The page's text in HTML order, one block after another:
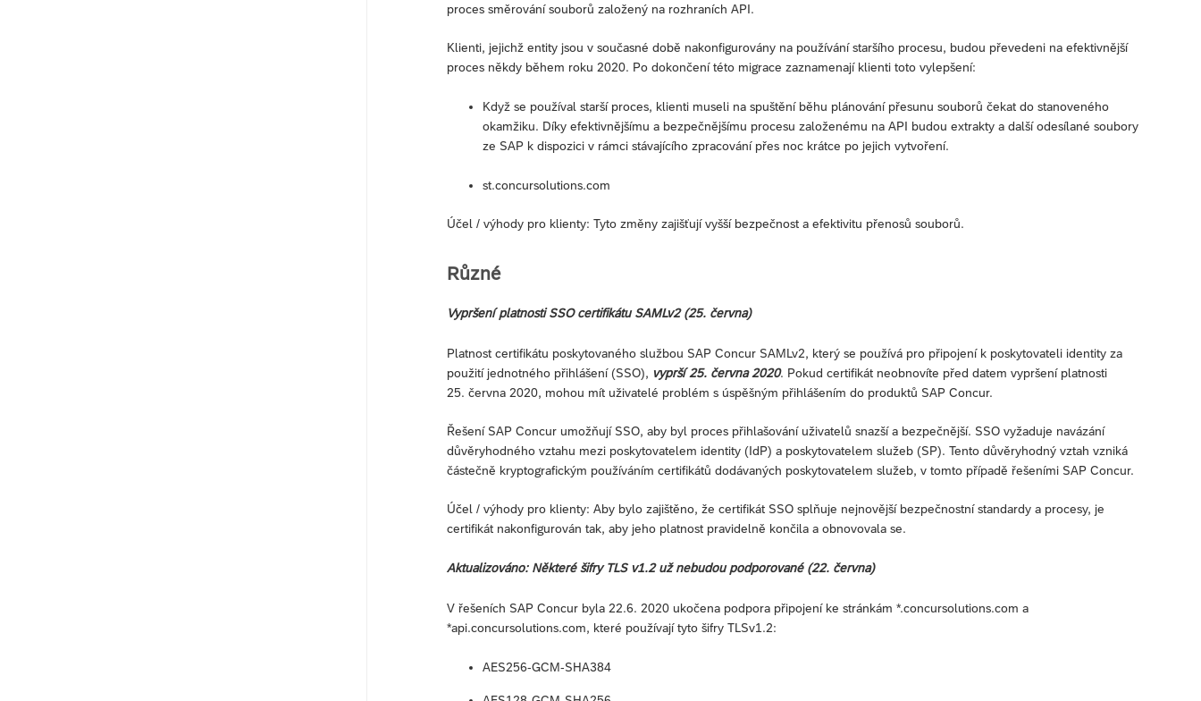
proces směrování souborů založený na rozhraních API.
Klienti, jejichž entity jsou v současné době nakonfigurovány na používání staršího procesu, budou převedeni na efektivnější
proces někdy během roku 2020. Po dokončení této migrace zaznamenají klienti toto vylepšení:
Když se používal starší proces, klienti museli na spuštění běhu plánování přesunu souborů čekat do stanoveného
okamžiku. Díky efektivnějšímu a bezpečnějšímu procesu založenému na API budou extrakty a další odesílané soubory
ze SAP k dispozici v rámci stávajícího zpracování přes noc krátce po jejich vytvoření.
st.concursolutions.com
Účel / výhody pro klienty: Tyto změny zajišťují vyšší bezpečnost a efektivitu přenosů souborů.
Různé
Vypršení platnosti SSO certifikátu SAMLv2 (25. června)
Platnost certifikátu poskytovaného službou SAP Concur SAMLv2, který se používá pro připojení k poskytovateli identity za
použití jednotného přihlášení (SSO), vyprší 25. června 2020. Pokud certifikát neobnovíte před datem vypršení platnosti
25. června 2020, mohou mít uživatelé problém s úspěšným přihlášením do produktů SAP Concur.
Řešení SAP Concur umožňují SSO, aby byl proces přihlašování uživatelů snazší a bezpečnější. SSO vyžaduje navázání
důvěryhodného vztahu mezi poskytovatelem identity (IdP) a poskytovatelem služeb (SP). Tento důvěryhodný vztah vzniká
částečně kryptografickým používáním certifikátů dodávaných poskytovatelem služeb, v tomto případě řešeními SAP Concur.
Účel / výhody pro klienty: Aby bylo zajištěno, že certifikát SSO splňuje nejnovější bezpečnostní standardy a procesy, je
certifikát nakonfigurován tak, aby jeho platnost pravidelně končila a obnovovala se.
Aktualizováno: Některé šifry TLS v1.2 už nebudou podporované (22. června)
V řešeních SAP Concur byla 22.6. 2020 ukočena podpora připojení ke stránkám *.concursolutions.com a
*api.concursolutions.com, které používají tyto šifry TLSv1.2:
AES256-GCM-SHA384